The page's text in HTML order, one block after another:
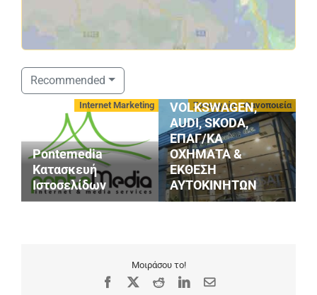
Recommended
Internet Marketing
Pontemedia
Κατασκευή
Ιστοσελίδων
Συνεργεία - Φανοποιεία
VOLKSWAGEN,
AUDI, SKODA,
ΕΠΑΓ/ΚΑ
ΟΧΗΜΑΤΑ &
ΕΚΘΕΣΗ
ΑΥΤΟΚΙΝΗΤΩΝ
Μοιράσου το!
Facebook RedditLinkedIn
Email